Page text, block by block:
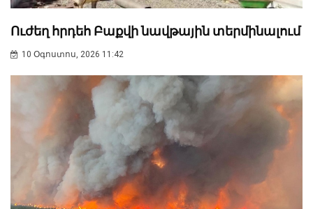
Ուժեղ հրդեհ Բաքվի նավթային տերմինալում
10 Օգոստոս, 2026 11:42